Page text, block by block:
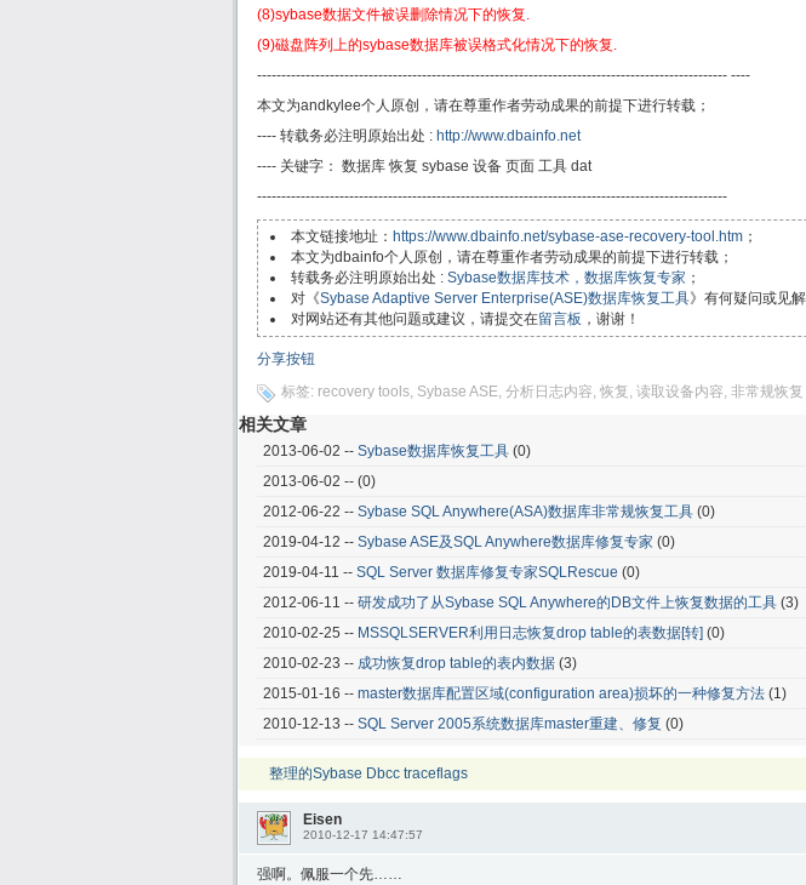
(8)sybase数据文件被误删除情况下的恢复.
(9)磁盘阵列上的sybase数据库被误格式化情况下的恢复.
------------------------------------------------------------------------------------------------- ----
本文为andkylee个人原创，请在尊重作者劳动成果的前提下进行转载；
---- 转载务必注明原始出处 : http://www.dbainfo.net
---- 关键字： 数据库 恢复 sybase 设备 页面 工具 dat
-------------------------------------------------------------------------------------------------
本文链接地址： https://www.dbainfo.net/sybase-ase-recovery-tool.htm ；
本文为dbainfo个人原创，请在尊重作者劳动成果的前提下进行转载；
转载务必注明原始出处 : Sybase数据库技术，数据库恢复专家 ；
对《Sybase Adaptive Server Enterprise(ASE)数据库恢复工具》有何疑问或见
对网站还有其他问题或建议，请提交在留言板 ，谢谢！
分享按钮
标签: recovery tools, Sybase ASE, 分析日志内容, 恢复 , 读取设备内容, 非常规恢复
相关文章
2013-06-02 -- Sybase数据库恢复工具 (0)
2013-06-02 -- (0)
2012-06-22 -- Sybase SQL Anywhere(ASA)数据库非常规恢复工具 (0)
2019-04-12 -- Sybase ASE及SQL Anywhere数据库修复专家 (0)
2019-04-11 -- SQL Server 数据库修复专家SQLRescue (0)
2012-06-11 -- 研发成功了从Sybase SQL Anywhere的DB文件上恢复数据的工具 (3)
2010-02-25 -- MSSQLSERVER利用日志恢复drop table的表数据[转] (0)
2010-02-23 -- 成功恢复drop table的表内数据 (3)
2015-01-16 -- master数据库配置区域(configuration area)损坏的一种修复方法 (1)
2010-12-13 -- SQL Server 2005系统数据库master重建、修复 (0)
整理的Sybase Dbcc traceflags
Eisen
2010-12-17 14:47:57
强啊。佩服一个先……